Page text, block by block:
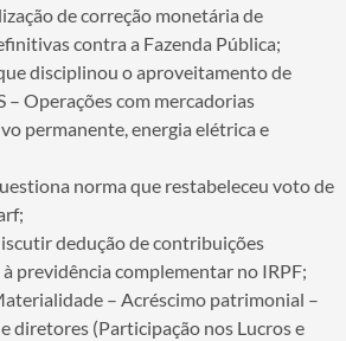
de correção monetária de
contra a Fazenda Pública;
disciplinou o aproveitamento de
– Operações com mercadorias
permanente, energia elétrica e
norma que restabeleceu voto de
dedução de contribuições
previdência complementar no IRPF;
– Acréscimo patrimonial –
diretores (Participação nos Lucros e